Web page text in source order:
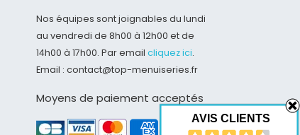
Nos équipes sont joignables du lundi
au vendredi de 8h00 à 12h00 et de
14h00 à 17h00. Par email cliquez ici.
Email : contact@top-menuiseries.fr
Moyens de paiement acceptés
AVIS CLIENTS